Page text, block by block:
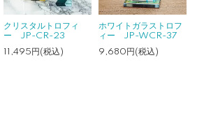
クリスタルトロフィ
ー JP-CR-23
11,495円(税込)
ホワイトガラストロフ
ィー JP-WCR-37
9,680円(税込)